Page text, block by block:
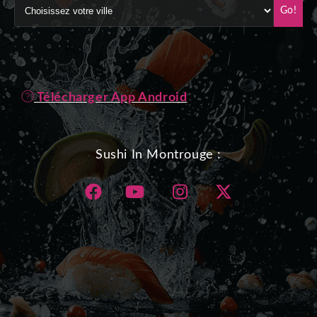
Go!
Télécharger App Android
Sushi In Montrouge :